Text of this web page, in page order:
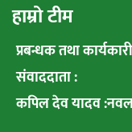
हाम्रो टीम
प्रबन्धक तथा
संवाददाता :
कपिल देव यादव